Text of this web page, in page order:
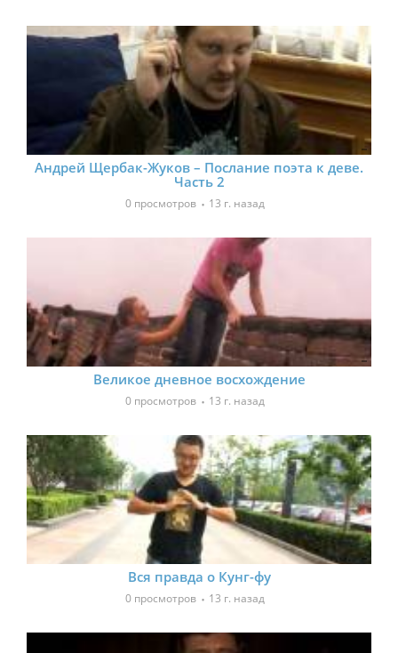
Андрей Щербак-Жуков – Послание поэта к деве.
Часть 2
0 просмотров 13 г. назад
Великое дневное восхождение
0 просмотров 13 г. назад
Вся правда о Кунг-фу
0 просмотров 13 г. назад